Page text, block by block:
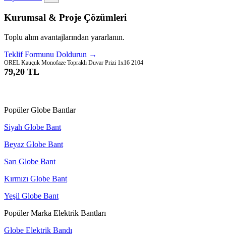
Kurumsal & Proje Çözümleri
Toplu alım avantajlarından yararlanın.
Teklif Formunu Doldurun →
OREL Kauçuk Monofaze Topraklı Duvar Prizi 1x16 2104
79,20 TL
Popüler Globe Bantlar
Siyah Globe Bant
Beyaz Globe Bant
Sarı Globe Bant
Kırmızı Globe Bant
Yeşil Globe Bant
Popüler Marka Elektrik Bantları
Globe Elektrik Bandı